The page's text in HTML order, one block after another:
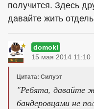
получится. Здесь
давайте жить
domokl
15 мая 2014 11:10
Цитата: Силуэт
"Ребята, давайте
бандеровцами не